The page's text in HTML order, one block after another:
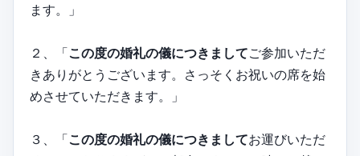
ます。」
２、「この度の婚礼の儀につきましてご参加いただ
きありがとうございます。さっそくお祝いの席を始
めさせていただきます。」
３、「この度の婚礼の儀につきましてお運びいただ